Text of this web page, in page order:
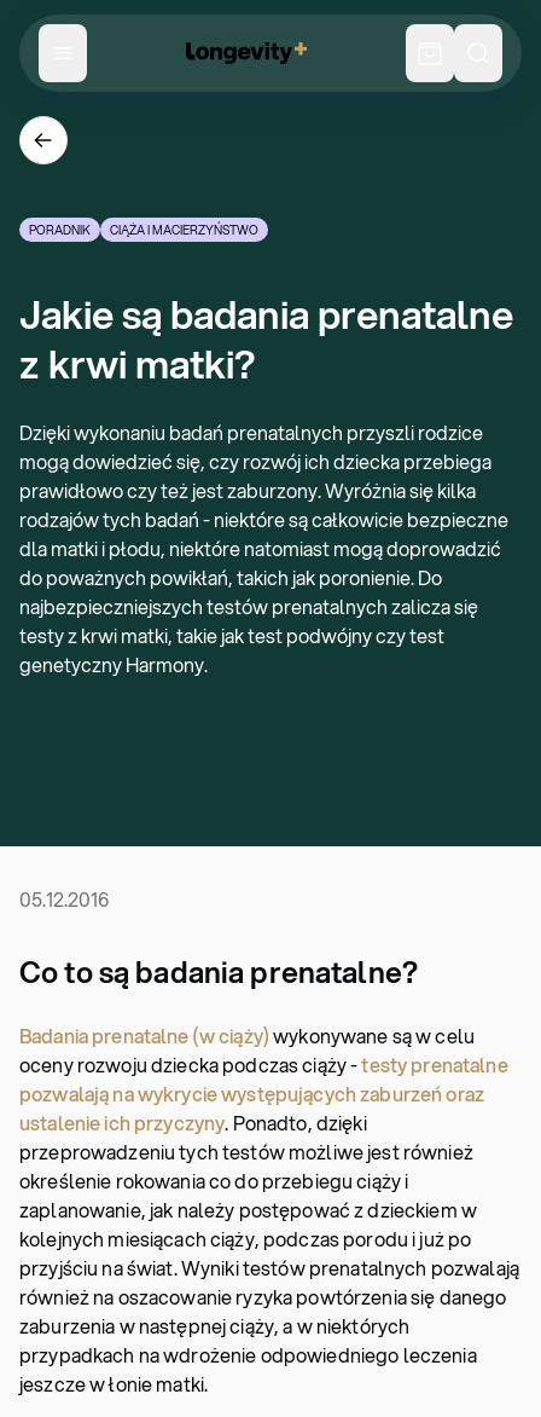
PORADNIK CIĄŻA I MACIERZYŃSTWO
Jakie są badania prenatalne
z krwi matki?
Dzięki wykonaniu badań prenatalnych przyszli rodzice
mogą dowiedzieć się, czy rozwój ich dziecka przebiega
prawidłowo czy też jest zaburzony. Wyróżnia się kilka
rodzajów tych badań - niektóre są całkowicie bezpieczne
dla matki i płodu, niektóre natomiast mogą doprowadzić
do poważnych powikłań, takich jak poronienie. Do
najbezpieczniejszych testów prenatalnych zalicza się
testy z krwi matki, takie jak test podwójny czy test
genetyczny Harmony.
05.12.2016
Co to są badania prenatalne?
Badania prenatalne (w ciąży)wykonywane są w celu
oceny rozwoju dziecka podczas ciąży -testy prenatalne
pozwalają na wykrycie występujących zaburzeń oraz
ustalenie ich przyczyny. Ponadto, dzięki
przeprowadzeniu tych testów możliwe jest również
określenie rokowania co do przebiegu ciąży i
zaplanowanie, jak należy postępować z dzieckiem w
kolejnych miesiącach ciąży, podczas porodu i już po
przyjściu na świat. Wyniki testów prenatalnych pozwalają
również na oszacowanie ryzyka powtórzenia się danego
zaburzenia w następnej ciąży, a w niektórych
przypadkach na wdrożenie odpowiedniego leczenia
jeszcze w łonie matki.